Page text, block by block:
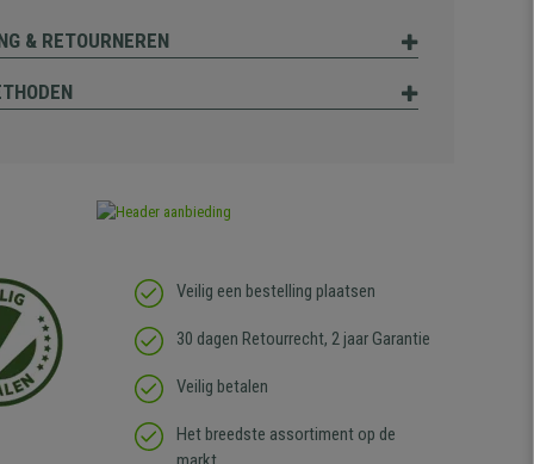
& RETOURNEREN
Veilig een bestelling plaatsen
30 dagen Retourrecht, 2 jaar Garantie
Veilig betalen
Het breedste assortiment op de